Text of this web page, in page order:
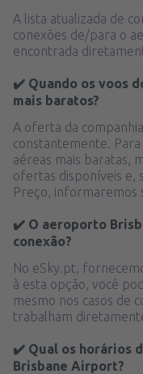
A lista atualizada de
conexões de/para o
encontrada
✔️ Quando os voos
mais baratos?
A oferta da
constantemente.
aéreas mais baratas,
ofertas disponíveis e,
Preço, informaremos
✔️ O aeroporto
conexão?
No eSky.pt,
à esta opção, você
mesmo nos casos de
trabalham
✔️ Qual os horários
Brisbane Airport?